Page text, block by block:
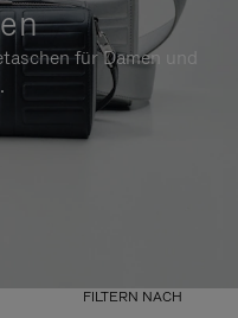
für Damen und
FILTERN NACH